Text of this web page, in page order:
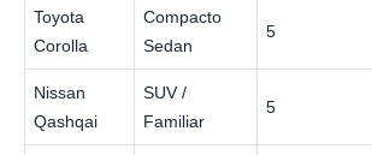
Toyota
Corolla
Compacto
Sedan
5
Nissan
Qashqai
SUV /
Familiar
5